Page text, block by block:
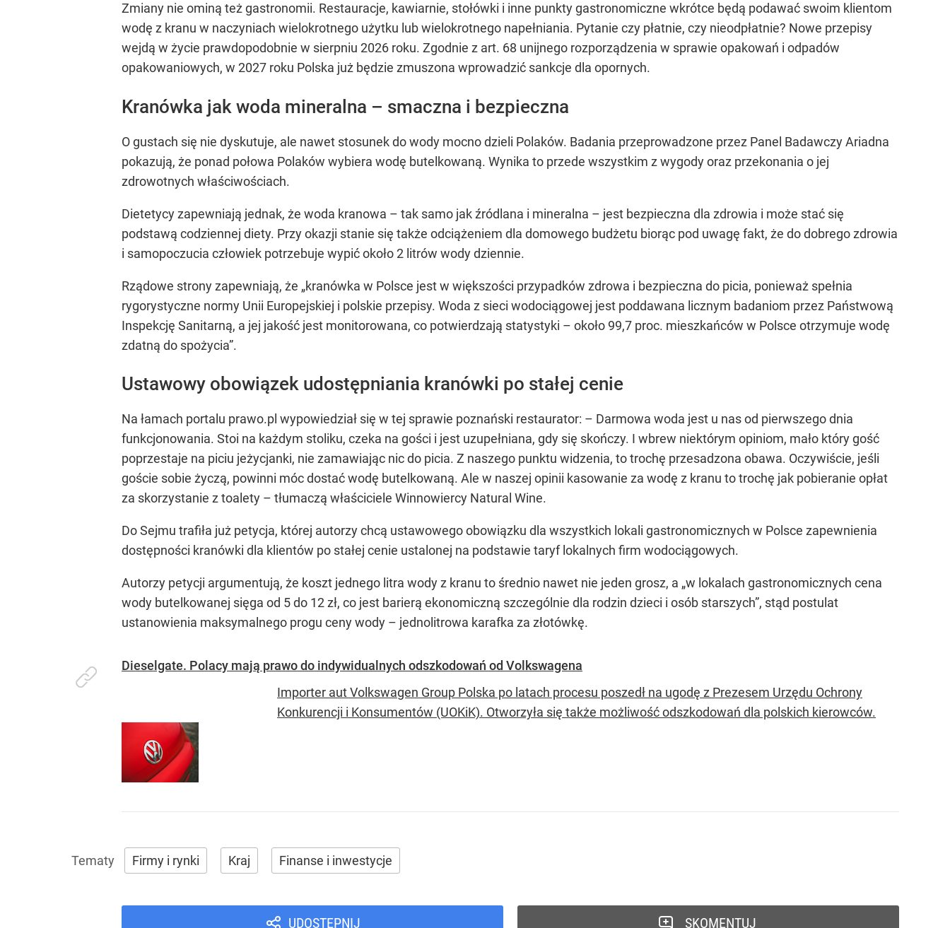
Zmiany nie ominą też gastronomii. Restauracje, kawiarnie, stołówki i inne punkty gastronomiczne wkrótce będą podawać swoim klientom
wodę z kranu w naczyniach wielokrotnego użytku lub wielokrotnego napełniania. Pytanie czy płatnie, czy nieodpłatnie? Nowe przepisy
wejdą w życie prawdopodobnie w sierpniu 2026 roku. Zgodnie z art. 68 unijnego rozporządzenia w sprawie opakowań i odpadów
opakowaniowych, w 2027 roku Polska już będzie zmuszona wprowadzić sankcje dla opornych.
Kranówka jak woda mineralna – smaczna i bezpieczna
O gustach się nie dyskutuje, ale nawet stosunek do wody mocno dzieli Polaków. Badania przeprowadzone przez Panel Badawczy Ariadna
pokazują, że ponad połowa Polaków wybiera wodę butelkowaną. Wynika to przede wszystkim z wygody oraz przekonania o jej
zdrowotnych właściwościach.
Dietetycy zapewniają jednak, że woda kranowa – tak samo jak źródlana i mineralna – jest bezpieczna dla zdrowia i może stać się
podstawą codziennej diety. Przy okazji stanie się także odciążeniem dla domowego budżetu biorąc pod uwagę fakt, że do dobrego zdrowia
i samopoczucia człowiek potrzebuje wypić około 2 litrów wody dziennie.
Rządowe strony zapewniają, że „kranówka w Polsce jest w większości przypadków zdrowa i bezpieczna do picia, ponieważ spełnia
rygorystyczne normy Unii Europejskiej i polskie przepisy. Woda z sieci wodociągowej jest poddawana licznym badaniom przez Państwową
Inspekcję Sanitarną, a jej jakość jest monitorowana, co potwierdzają statystyki – około 99,7 proc. mieszkańców w Polsce otrzymuje wodę
zdatną do spożycia”.
Ustawowy obowiązek udostępniania kranówki po stałej cenie
Na łamach portalu prawo.pl wypowiedział się w tej sprawie poznański restaurator: – Darmowa woda jest u nas od pierwszego dnia
funkcjonowania. Stoi na każdym stoliku, czeka na gości i jest uzupełniana, gdy się skończy. I wbrew niektórym opiniom, mało który gość
poprzestaje na piciu jeżycjanki, nie zamawiając nic do picia. Z naszego punktu widzenia, to trochę przesadzona obawa. Oczywiście, jeśli
goście sobie życzą, powinni móc dostać wodę butelkowaną. Ale w naszej opinii kasowanie za wodę z kranu to trochę jak pobieranie opłat
za skorzystanie z toalety – tłumaczą właściciele Winnowiercy Natural Wine.
Do Sejmu trafiła już petycja, której autorzy chcą ustawowego obowiązku dla wszystkich lokali gastronomicznych w Polsce zapewnienia
dostępności kranówki dla klientów po stałej cenie ustalonej na podstawie taryf lokalnych firm wodociągowych.
Autorzy petycji argumentują, że koszt jednego litra wody z kranu to średnio nawet nie jeden grosz, a „w lokalach gastronomicznych cena
wody butelkowanej sięga od 5 do 12 zł, co jest barierą ekonomiczną szczególnie dla rodzin dzieci i osób starszych”, stąd postulat
ustanowienia maksymalnego progu ceny wody – jednolitrowa karafka za złotówkę.
Dieselgate. Polacy mają prawo do indywidualnych odszkodowań od Volkswagena
Importer aut Volkswagen Group Polska po latach procesu poszedł na ugodę z Prezesem Urzędu Ochrony
Konkurencji i Konsumentów (UOKiK). Otworzyła się także możliwość odszkodowań dla polskich kierowców.
Firmy i rynki Kraj Finanse i inwestycje
UDOSTĘPNIJ SKOMENTUJ